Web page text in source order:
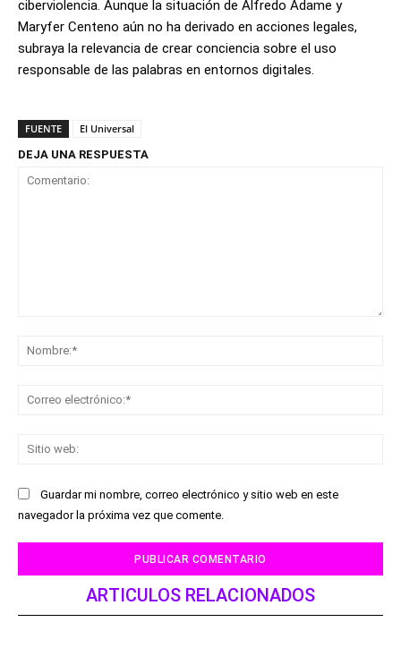
ciberviolencia. Aunque la situación de Alfredo Adame y
Maryfer Centeno aún no ha derivado en acciones legales,
subraya la relevancia de crear conciencia sobre el uso
responsable de las palabras en entornos digitales.
FUENTE
El Universal
DEJA UNA RESPUESTA
Guardar mi nombre, correo electrónico y sitio web en este
navegador la próxima vez que comente.
ARTICULOS RELACIONADOS